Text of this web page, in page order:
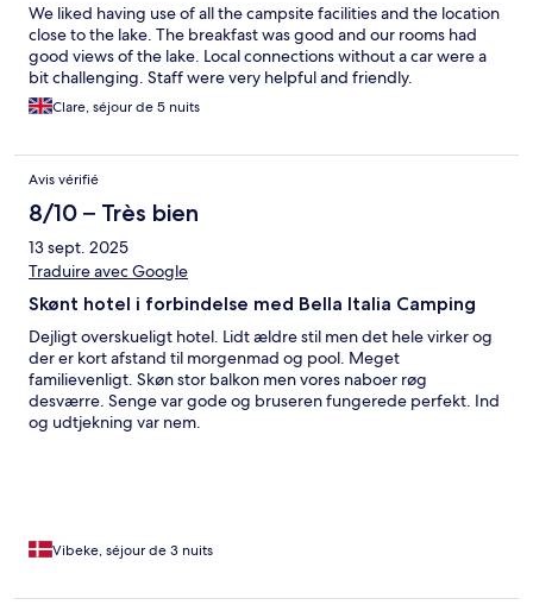
We liked having use of all the campsite facilities and the location
close to the lake. The breakfast was good and our rooms had
good views of the lake. Local connections without a car were a
bit challenging. Staff were very helpful and friendly.
Clare, séjour de 5 nuits
Avis vérifié
8/10 – Très bien
13 sept. 2025
Traduire avec Google
Skønt hotel i forbindelse med Bella Italia Camping
Dejligt overskueligt hotel. Lidt ældre stil men det hele virker og
der er kort afstand til morgenmad og pool. Meget
familievenligt. Skøn stor balkon men vores naboer røg
desværre. Senge var gode og bruseren fungerede perfekt. Ind
og udtjekning var nem.
Vibeke, séjour de 3 nuits